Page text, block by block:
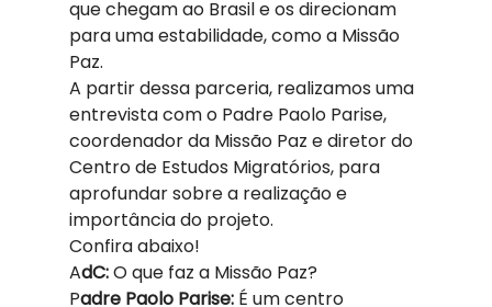
que chegam ao Brasil e os direcionam
para uma estabilidade, como a Missão
Paz.
A partir dessa parceria, realizamos uma
entrevista com o Padre Paolo Parise,
coordenador da Missão Paz e diretor do
Centro de Estudos Migratórios, para
aprofundar sobre a realização e
importância do projeto.
Confira abaixo!
AdC: O que faz a Missão Paz?
Padre Paolo Parise: É um centro